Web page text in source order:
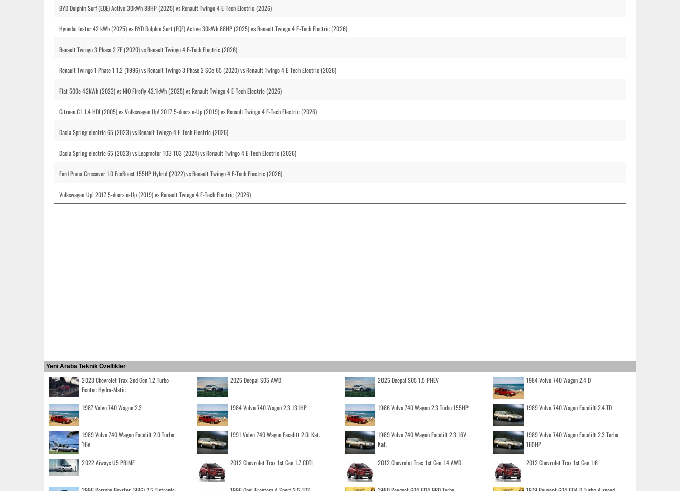
BYD Dolphin Surf (EQE) Active 30kWh 88HP (2025) vs Renault Twingo 4 E-Tech Electric (2026)
Hyundai Inster 42 kWh (2025) vs BYD Dolphin Surf (EQE) Active 30kWh 88HP (2025) vs Renault Twingo 4 E-Tech Electric (2026)
Renault Twingo 3 Phase 2 ZE (2020) vs Renault Twingo 4 E-Tech Electric (2026)
Renault Twingo 1 Phase 1 1.2 (1996) vs Renault Twingo 3 Phase 2 SCe 65 (2020) vs Renault Twingo 4 E-Tech Electric (2026)
Fiat 500e 42kWh (2023) vs NIO Firefly 42.1kWh (2025) vs Renault Twingo 4 E-Tech Electric (2026)
Citroen C1 1.4 HDI (2005) vs Volkswagen Up! 2017 5-doors e-Up (2019) vs Renault Twingo 4 E-Tech Electric (2026)
Dacia Spring electric 65 (2023) vs Renault Twingo 4 E-Tech Electric (2026)
Dacia Spring electric 65 (2023) vs Leapmotor T03 T03 (2024) vs Renault Twingo 4 E-Tech Electric (2026)
Ford Puma Crossover 1.0 EcoBoost 155HP Hybrid (2022) vs Renault Twingo 4 E-Tech Electric (2026)
Volkswagen Up! 2017 5-doors e-Up (2019) vs Renault Twingo 4 E-Tech Electric (2026)
Yeni Araba Teknik Özellikler
2023 Chevrolet Trax 2nd Gen 1.2 Turbo
Ecotec Hydra-Matic
2025 Deepal S05 AWD 2025 Deepal S05 1.5 PHEV 1984 Volvo 740 Wagon 2.4 D
1987 Volvo 740 Wagon 2.3 1984 Volvo 740 Wagon 2.3 131HP 1986 Volvo 740 Wagon 2.3 Turbo 155HP 1989 Volvo 740 Wagon Facelift 2.4 TD
1989 Volvo 740 Wagon Facelift 2.0 Turbo
16v
1991 Volvo 740 Wagon Facelift 2.0i Kat.
1989 Volvo 740 Wagon Facelift 2.3 16V
Kat.
1989 Volvo 740 Wagon Facelift 2.3 Turbo
165HP
2022 Aiways U5 PRIME 2012 Chevrolet Trax 1st Gen 1.7 CDTI 2012 Chevrolet Trax 1st Gen 1.4 AWD 2012 Chevrolet Trax 1st Gen 1.6